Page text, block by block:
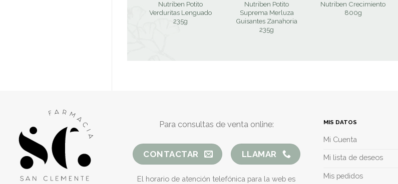
Nutriben Potito
Verduritas Lenguado
235g
Nutriben Potito
Suprema Merluza
Guisantes Zanahoria
235g
Nutriben Crecimiento
800g
Para consultas de venta online:
CONTACTAR LLAMAR
El horario de atención telefónica para la web es
MIS DATOS
Mi Cuenta
Mi lista de deseos
Mis pedidos